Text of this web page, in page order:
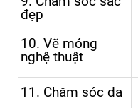
đẹp
10. Vẽ móng
nghệ thuật
11. Chăm sóc da